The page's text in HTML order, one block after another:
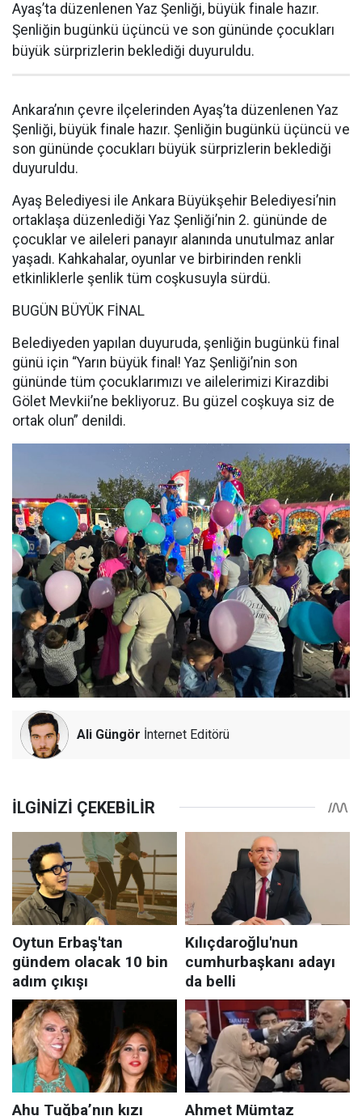
Ayaş’ta düzenlenen Yaz Şenliği, büyük finale hazır.
Şenliğin bugünkü üçüncü ve son gününde çocukları
büyük sürprizlerin beklediği duyuruldu.
Ankara’nın çevre ilçelerinden Ayaş’ta düzenlenen Yaz
Şenliği, büyük finale hazır. Şenliğin bugünkü üçüncü ve
son gününde çocukları büyük sürprizlerin beklediği
duyuruldu.
Ayaş Belediyesi ile Ankara Büyükşehir Belediyesi’nin
ortaklaşa düzenlediği Yaz Şenliği’nin 2. gününde de
çocuklar ve aileleri panayır alanında unutulmaz anlar
yaşadı. Kahkahalar, oyunlar ve birbirinden renkli
etkinliklerle şenlik tüm coşkusuyla sürdü.
BUGÜN BÜYÜK FİNAL
Belediyeden yapılan duyuruda, şenliğin bugünkü final
günü için “Yarın büyük final! Yaz Şenliği’nin son
gününde tüm çocuklarımızı ve ailelerimizi Kirazdibi
Gölet Mevkii’ne bekliyoruz. Bu güzel coşkuya siz de
ortak olun” denildi.
Ali Güngör İnternet Editörü